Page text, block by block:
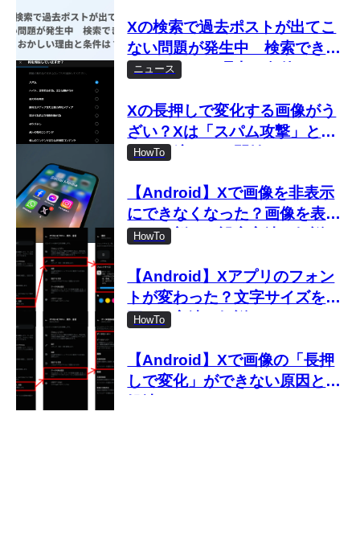
Xの検索で過去ポストが出てこ
ない問題が発生中 検索できな
い・おかしい理由と条件は？
ニュース
Xの長押しで変化する画像がう
ざい？Xは「スパム攻撃」とし
て取り締まりを開始
HowTo
【Android】Xで画像を非表示
にできなくなった？画像を表示
しない新しい設定方法を解説
HowTo
【Android】Xアプリのフォン
トが変わった？文字サイズを変
更する方法を解説
HowTo
【Android】Xで画像の「長押
しで変化」ができない原因と対